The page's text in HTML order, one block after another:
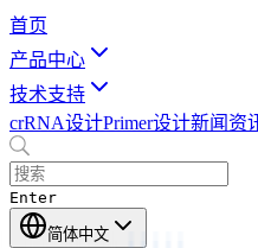
首页
产品中心
技术支持
crRNA设计Primer设计新闻资
Enter
简体中文